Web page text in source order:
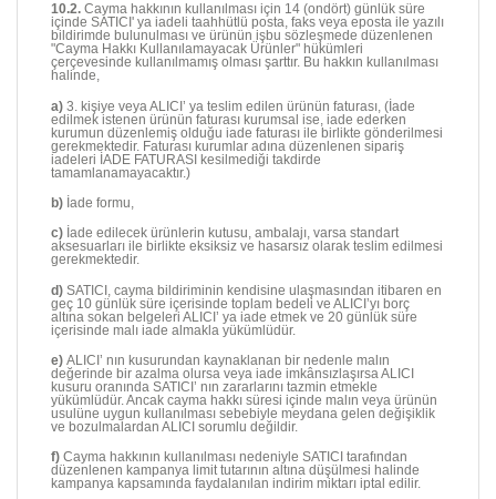
10.2. Cayma hakkının kullanılması için 14 (ondört) günlük süre
içinde SATICI' ya iadeli taahhütlü posta, faks veya eposta ile yazılı
bildirimde bulunulması ve ürünün işbu sözleşmede düzenlenen
"Cayma Hakkı Kullanılamayacak Ürünler" hükümleri
çerçevesinde kullanılmamış olması şarttır. Bu hakkın kullanılması
halinde,
a) 3. kişiye veya ALICI’ ya teslim edilen ürünün faturası, (İade
edilmek istenen ürünün faturası kurumsal ise, iade ederken
kurumun düzenlemiş olduğu iade faturası ile birlikte gönderilmesi
gerekmektedir. Faturası kurumlar adına düzenlenen sipariş
iadeleri İADE FATURASI kesilmediği takdirde
tamamlanamayacaktır.)
b) İade formu,
c) İade edilecek ürünlerin kutusu, ambalajı, varsa standart
aksesuarları ile birlikte eksiksiz ve hasarsız olarak teslim edilmesi
gerekmektedir.
d) SATICI, cayma bildiriminin kendisine ulaşmasından itibaren en
geç 10 günlük süre içerisinde toplam bedeli ve ALICI’yı borç
altına sokan belgeleri ALICI’ ya iade etmek ve 20 günlük süre
içerisinde malı iade almakla yükümlüdür.
e) ALICI’ nın kusurundan kaynaklanan bir nedenle malın
değerinde bir azalma olursa veya iade imkânsızlaşırsa ALICI
kusuru oranında SATICI’ nın zararlarını tazmin etmekle
yükümlüdür. Ancak cayma hakkı süresi içinde malın veya ürünün
usulüne uygun kullanılması sebebiyle meydana gelen değişiklik
ve bozulmalardan ALICI sorumlu değildir.
f) Cayma hakkının kullanılması nedeniyle SATICI tarafından
düzenlenen kampanya limit tutarının altına düşülmesi halinde
kampanya kapsamında faydalanılan indirim miktarı iptal edilir.